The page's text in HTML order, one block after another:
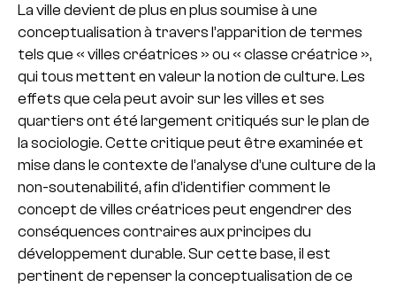
La ville devient de plus en plus soumise à une
conceptualisation à travers l’apparition de termes
tels que « villes créatrices » ou « classe créatrice »,
qui tous mettent en valeur la notion de culture. Les
effets que cela peut avoir sur les villes et ses
quartiers ont été largement critiqués sur le plan de
la sociologie. Cette critique peut être examinée et
mise dans le contexte de l’analyse d’une culture de la
non-soutenabilité, afin d’identifier comment le
concept de villes créatrices peut engendrer des
conséquences contraires aux principes du
développement durable. Sur cette base, il est
pertinent de repenser la conceptualisation de ce